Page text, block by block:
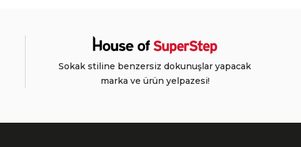
Sokak stiline benzersiz dokunuşlar yapacak
marka ve ürün yelpazesi!